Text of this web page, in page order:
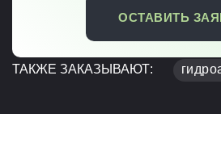
ОСТАВИТЬ
ТАКЖЕ ЗАКАЗЫВАЮТ: